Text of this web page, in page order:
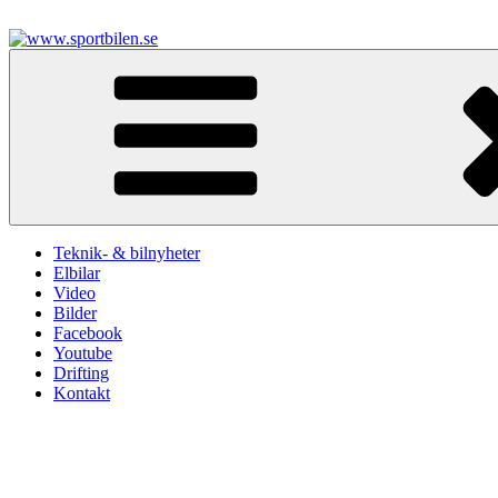
till
innehåll
www.sportbilen.se
Teknik- & bilnyheter
Elbilar
Video
Bilder
Facebook
Youtube
Drifting
Kontakt